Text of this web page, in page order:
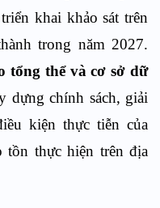
khai khảo sát trên
trong năm 2027.
tổng thể và cơ sở dữ
dựng chính sách, giải
kiện thực tiễn của
tồn thực hiện trên địa